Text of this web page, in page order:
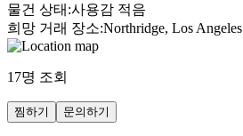
물건 상태 :사용감 적음
희망 거래 장소:Northridge, Los Angeles
17명 조회
찜하기 문의하기